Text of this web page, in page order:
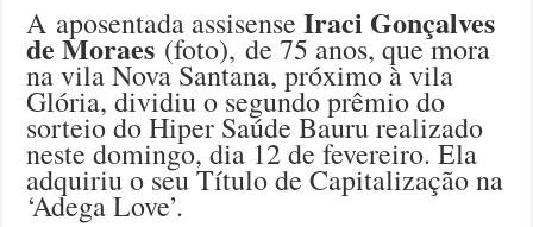
A aposentada assisenseIraci Gonçalves
de Moraes (foto), de 75 anos, que mora
na vila Nova Santana, próximo à vila
Glória, dividiu o segundo prêmio do
sorteio do Hiper Saúde Bauru realizado
neste domingo, dia 12 de fevereiro. Ela
adquiriu o seu Título de Capitalização na
‘Adega Love’.